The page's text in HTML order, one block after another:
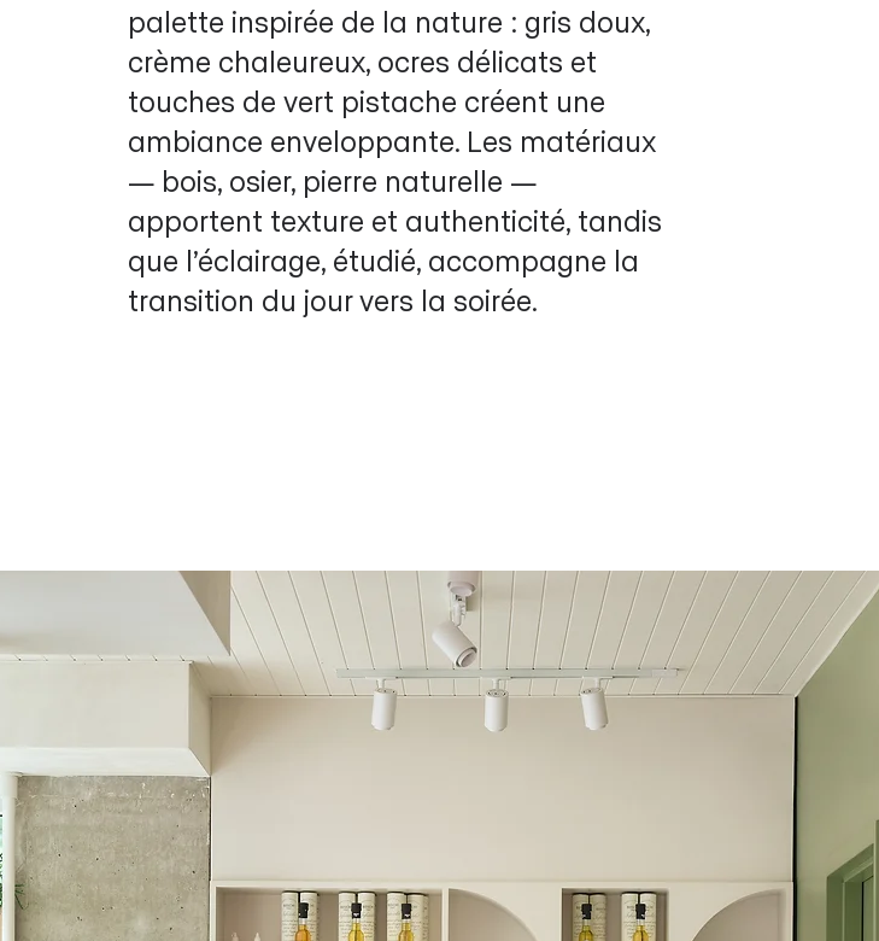
palette inspirée de la nature : gris doux,
crème chaleureux, ocres délicats et
touches de vert pistache créent une
ambiance enveloppante. Les matériaux
— bois, osier, pierre naturelle —
apportent texture et authenticité, tandis
que l’éclairage, étudié, accompagne la
transition du jour vers la soirée.